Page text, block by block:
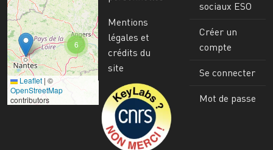
6
Leaflet | ©
OpenStreetMap
contributors
Mentions
légales et
crédits du
site
Image
sociaux ESO
Créer un
compte
Se connecter
Mot de passe